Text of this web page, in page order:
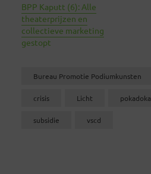
BPP Kaputt (6): Alle
theaterprijzen en
collectieve marketing
gestopt
Bureau Promotie Podiumkunsten
crisis Licht pokadoka
subsidie vscd